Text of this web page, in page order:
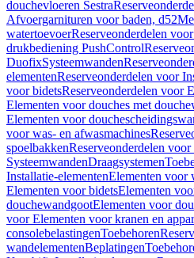
douchevloeren Sestra
Afvoergarnituren voor baden, d52
watertoevoerReserveonderdelen
drukbediening PushControl
DuofixSysteemwanden
elementenReserveonderdelen voor
voor bidetsReserveonderdelen voor
Elementen voor douches met
Elementen voor
voor was- en afwasmachines
spoelbakkenReserveonderdelen
SysteemwandenDraagsystemen
Installatie-elementenElementen voor
Elementen voor bidetsElementen
douchewandgootElementen voor
voor Elementen voor kranen en
consolebelastingenToebehoren
wandelementenBeplatingen